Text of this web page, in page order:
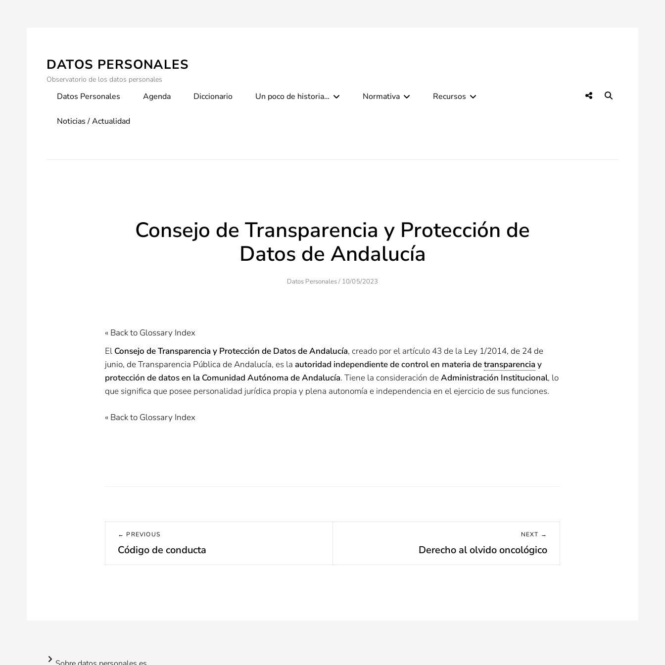
contentDATOS PERSONALES
Observatorio de los datos personales
Primary
Datos Personales Agenda Diccionario Un poco de historia… Normativa Recursos
Noticias / Actualidad
Social
Consejo de Transparencia y Protección de
Datos de Andalucía
Author
Datos Personales/ Posted
10/05/2023
« Back to Glossary Index
El Consejo de Transparencia y Protección de Datos de Andalucía, creado por el artículo 43 de la Ley 1/2014, de 24 de
junio, de Transparencia Pública de Andalucía, es la autoridad independiente de control en materia detransparencia y
protección de datos en la Comunidad Autónoma de Andalucía. Tiene la consideración deAdministración Institucional, lo
que significa que posee personalidad jurídica propia y plena autonomía e independencia en el ejercicio de sus funciones.
« Back to Glossary Index
Navegación
de
entradas
← PREVIOUS
Previous
post:
Código de conducta
NEXT →
Next
post:
Derecho al olvido oncológico